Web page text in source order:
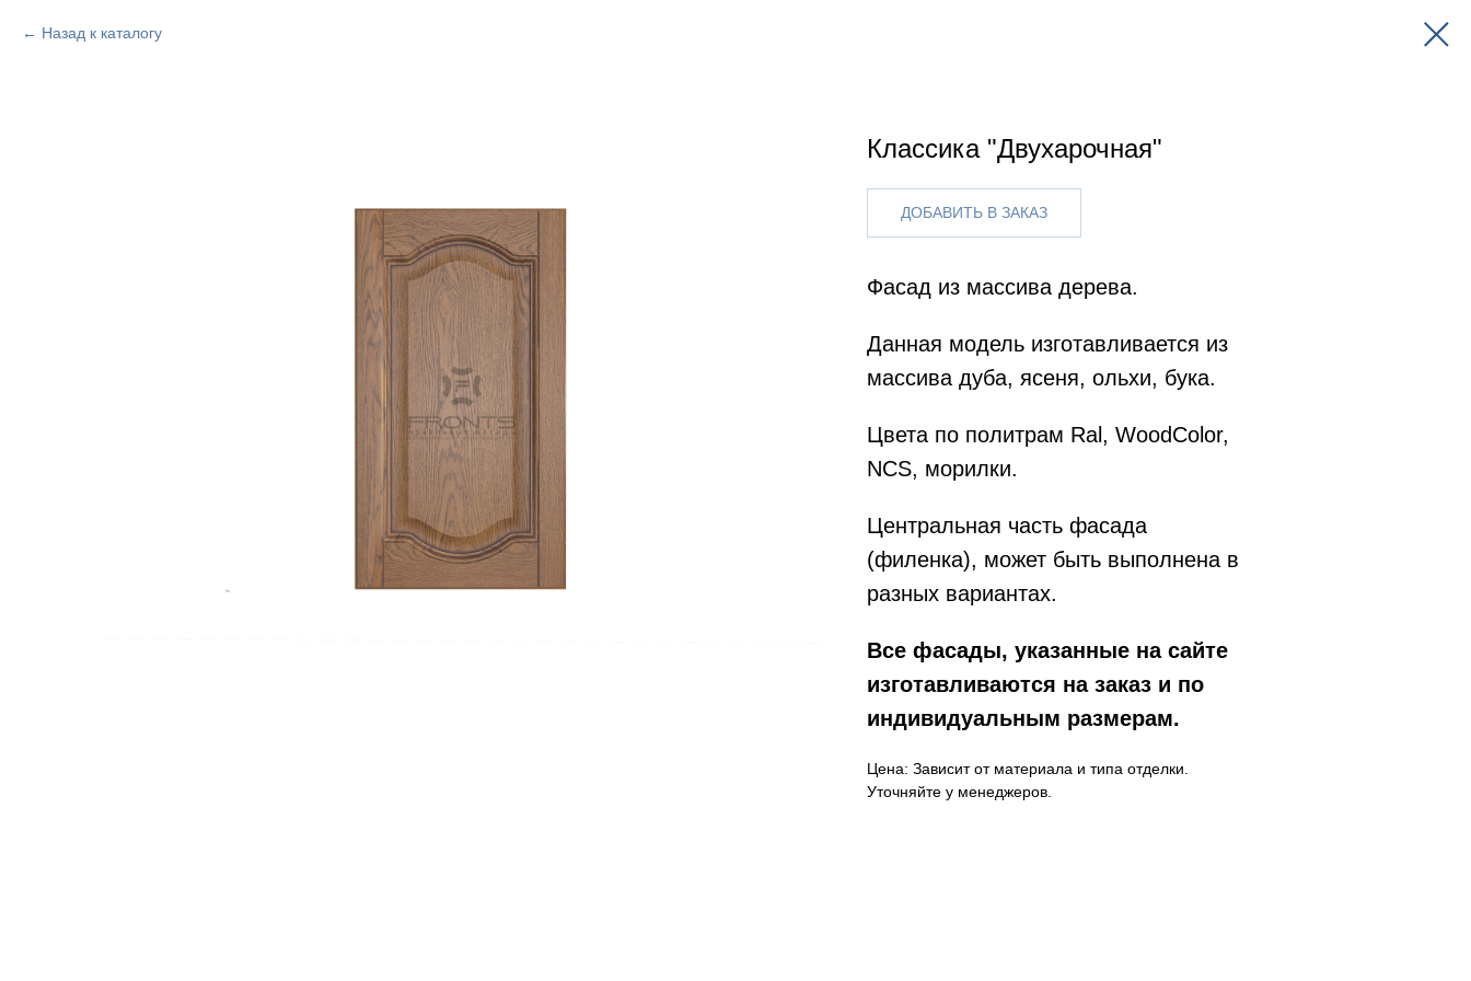
Назад к каталогу
Классика "Двухарочная"
ДОБАВИТЬ В ЗАКАЗ
Фасад из массива дерева.
Данная модель изготавливается из
массива дуба, ясеня, ольхи, бука.
Цвета по политрам Ral, WoodColor,
NCS, морилки.
Центральная часть фасада
(филенка), может быть выполнена в
разных вариантах.
Все фасады, указанные на сайте
изготавливаются на заказ и по
индивидуальным размерам.
Цена: Зависит от материала и типа отделки.
Уточняйте у менеджеров.